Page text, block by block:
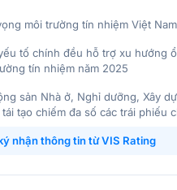
môi trường tín nhiệm Việt
tố chính đều hỗ trợ xu hướng
tín nhiệm năm 2025
sản Nhà ở, Nghỉ dưỡng, Xây
tạo chiếm đa số các trái phiếu
nhận thông tin từ VIS Rating